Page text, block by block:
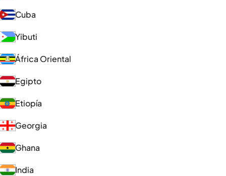
Cuba
Yibuti
África Oriental
Egipto
Etiopía
Georgia
Ghana
India